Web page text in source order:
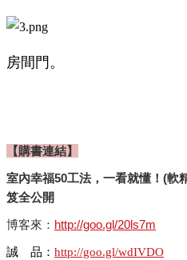
房間門。
【購書連結】
室內幸福50工法，一看就懂！(軟
笈全公開
博客來： http://goo.gl/20ls7m
誠 品： http://goo.gl/wdIVDO